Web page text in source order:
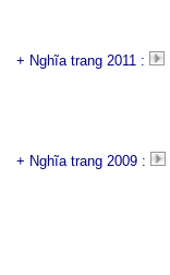
+ Nghĩa trang 2011 :
+ Nghĩa trang 2009 :